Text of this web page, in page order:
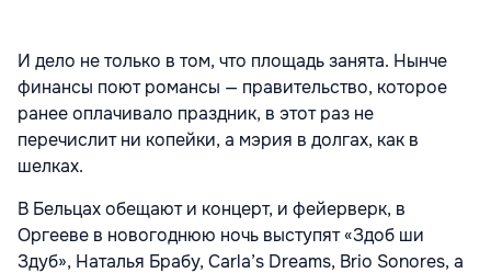
И дело не только в том, что площадь занята. Нынче
финансы поют романсы — правительство, которое
ранее оплачивало праздник, в этот раз не
перечислит ни копейки, а мэрия в долгах, как в
шелках.
В Бельцах обещают и концерт, и фейерверк, в
Оргееве в новогоднюю ночь выступят «Здоб ши
Здуб», Наталья Брабу, Carla’s Dreams, Brio Sonores, а